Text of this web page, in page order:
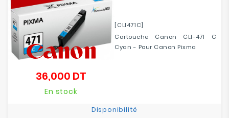
[CLI471C]
Cartouche Canon CLI-471 C
Cyan - Pour Canon Pixma
36,000 DT
En stock
Disponibilité